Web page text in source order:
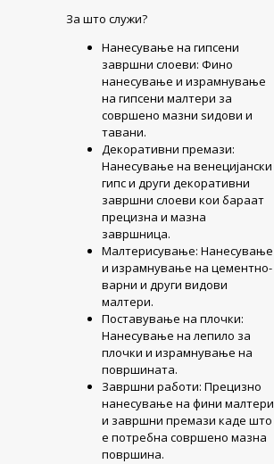
За што служи?
Нанесување на гипсени
завршни слоеви: Фино
нанесување и израмнување
на гипсени малтери за
совршено мазни ѕидови и
тавани.
Декоративни премази:
Нанесување на венецијански
гипс и други декоративни
завршни слоеви кои бараат
прецизна и мазна
завршница.
Малтерисување: Нанесување
и израмнување на цементно-
варни и други видови
малтери.
Поставување на плочки:
Нанесување на лепило за
плочки и израмнување на
површината.
Завршни работи: Прецизно
нанесување на фини малтери
и завршни премази каде што
е потребна совршено мазна
површина.